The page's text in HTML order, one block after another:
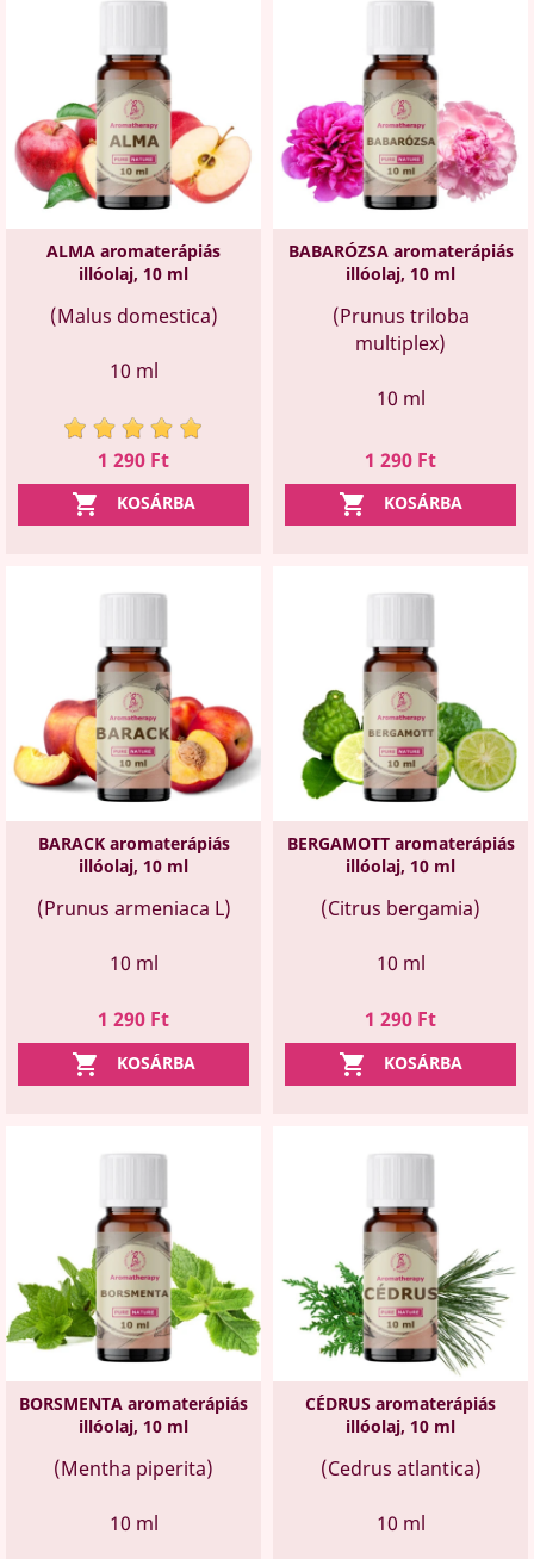
ALMA aromaterápiás
illóolaj, 10 ml
(Malus domestica)
10 ml
Ár
1 290 Ft
 KOSÁRBA
BABARÓZSA aromaterápiás
illóolaj, 10 ml
(Prunus triloba
multiplex)
10 ml
Ár
1 290 Ft
 KOSÁRBA
BARACK aromaterápiás
illóolaj, 10 ml
(Prunus armeniaca L)
10 ml
Ár
1 290 Ft
 KOSÁRBA
BERGAMOTT aromaterápiás
illóolaj, 10 ml
(Citrus bergamia)
10 ml
Ár
1 290 Ft
 KOSÁRBA
BORSMENTA aromaterápiás
illóolaj, 10 ml
(Mentha piperita)
10 ml
CÉDRUS aromaterápiás
illóolaj, 10 ml
(Cedrus atlantica)
10 ml